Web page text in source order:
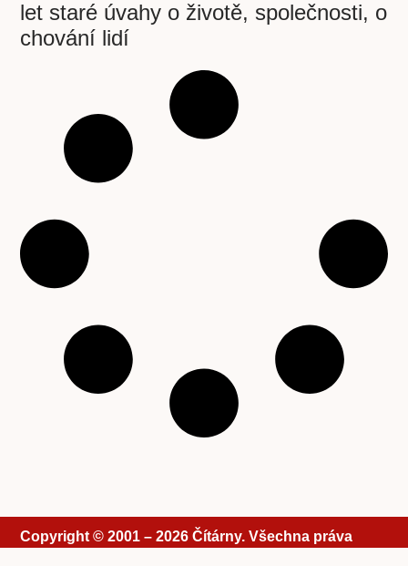
let staré úvahy o životě, společnosti, o
chování lidí
Copyright © 2001 – 2026 Čítárny. Všechna práva